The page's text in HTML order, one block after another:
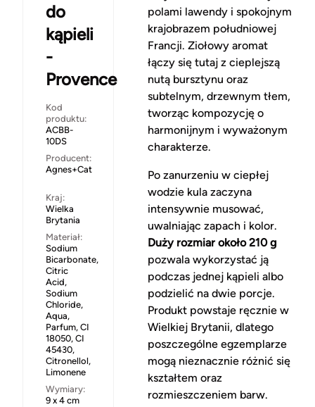
do
kąpieli
-
Provence
Kod
produktu:
ACBB-
10DS
Producent:
Agnes+Cat
Kraj:
Wielka
Brytania
Materiał:
Sodium
Bicarbonate,
Citric
Acid,
Sodium
Chloride,
Aqua,
Parfum, CI
18050, CI
45430,
Citronellol,
Limonene
Wymiary:
9 x 4 cm
polami lawendy i spokojnym
krajobrazem południowej
Francji. Ziołowy aromat
łączy się tutaj z cieplejszą
nutą bursztynu oraz
subtelnym, drzewnym tłem,
tworząc kompozycję o
harmonijnym i wyważonym
charakterze.
Po zanurzeniu w ciepłej
wodzie kula zaczyna
intensywnie musować,
uwalniając zapach i kolor.
Duży rozmiar około 210 g
pozwala wykorzystać ją
podczas jednej kąpieli albo
podzielić na dwie porcje.
Produkt powstaje ręcznie w
Wielkiej Brytanii, dlatego
poszczególne egzemplarze
mogą nieznacznie różnić się
kształtem oraz
rozmieszczeniem barw.